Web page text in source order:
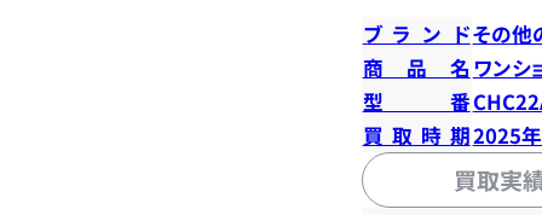
ブランドその他
商品名 ワンシ
型番
買取時期2025
買取実